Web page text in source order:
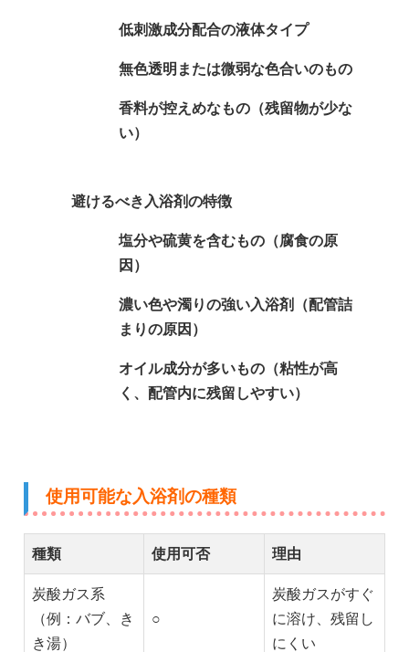
低刺激成分配合の液体タイプ
無色透明または微弱な色合いのもの
香料が控えめなもの（残留物が少な
い）
避けるべき入浴剤の特徴
塩分や硫黄を含むもの（腐食の原
因）
濃い色や濁りの強い入浴剤（配管詰
まりの原因）
オイル成分が多いもの（粘性が高
く、配管内に残留しやすい）
使用可能な入浴剤の種類
種類 使用可否 理由
炭酸ガス系
（例：バブ、き
き湯）
○
炭酸ガスがすぐ
に溶け、残留し
にくい